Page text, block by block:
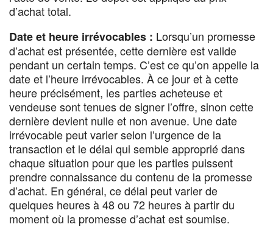
d’achat total.
Date et heure irrévocables : Lorsqu’un promesse
d’achat est présentée, cette dernière est valide
pendant un certain temps. C’est ce qu’on appelle la
date et l’heure irrévocables. À ce jour et à cette
heure précisément, les parties acheteuse et
vendeuse sont tenues de signer l’offre, sinon cette
dernière devient nulle et non avenue. Une date
irrévocable peut varier selon l’urgence de la
transaction et le délai qui semble approprié dans
chaque situation pour que les parties puissent
prendre connaissance du contenu de la promesse
d’achat. En général, ce délai peut varier de
quelques heures à 48 ou 72 heures à partir du
moment où la promesse d’achat est soumise.